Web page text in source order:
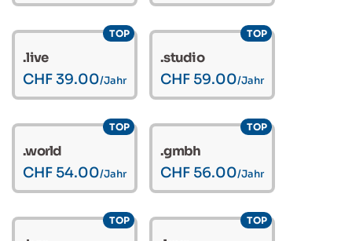
.live
CHF 39.00/Jahr
TOP
.studio
CHF 59.00/Jahr
TOP
.world
CHF 54.00/Jahr
TOP
.gmbh
CHF 56.00/Jahr
TOP
TOP TOP